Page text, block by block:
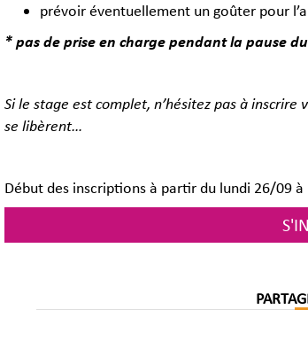
prévoir éventuellement un goûter pour
* pas de prise en charge pendant la pause
Si le stage est complet, n’hésitez pas à
se libèrent…
Début des inscriptions à partir du lundi 26/09 à